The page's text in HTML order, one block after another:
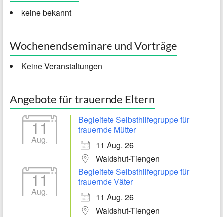
keine bekannt
Wochenendseminare und Vorträge
Keine Veranstaltungen
Angebote für trauernde Eltern
11
Aug.
Begleitete Selbsthilfegruppe für
trauernde Mütter
11 Aug. 26
Waldshut-Tiengen
11
Aug.
Begleitete Selbsthilfegruppe für
trauernde Väter
11 Aug. 26
Waldshut-Tiengen